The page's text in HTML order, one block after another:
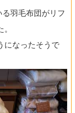
羽毛布団がリフ
になったそうで